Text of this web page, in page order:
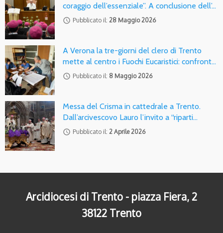
coraggio dell’essenziale”. A conclusione dell’…
access_time Pubblicato il: 28 Maggio 2026
A Verona la tre-giorni del clero di Trento
mette al centro i Fuochi Eucaristici: confront…
access_time Pubblicato il: 8 Maggio 2026
Messa del Crisma in cattedrale a Trento.
Dall’arcivescovo Lauro l’invito a “riparti…
access_time Pubblicato il: 2 Aprile 2026
Arcidiocesi di Trento - piazza Fiera, 2
38122 Trento